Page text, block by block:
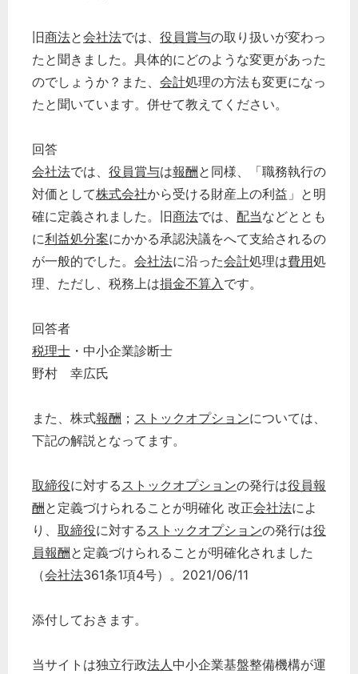
旧商法と会社法では、 役員賞与の取り扱いが変わっ
たと聞きました。具体的にどのような変更があった
のでしょうか？また、 会計処理の方法も変更になっ
たと聞いています。併せて教えてください。
回答
会社法では、 役員賞与は報酬と同様、「職務執行の
対価として株式会社から受ける財産上の利益」と明
確に定義されました。旧商法では、 配当などととも
に利益処分案にかかる承認決議をへて支給されるの
が一般的でした。 会社法に沿った会計処理は費用処
理、ただし、税務上は損金不算入です。
回答者
税理士 ・中小企業診断士
野村 幸広氏
また、株式報酬 ； ストックオプションについては、
下記の解説となってます。
取締役に対するストックオプションの発行は役員報
酬と定義づけられることが明確化 改正会社法によ
り、 取締役に対するストックオプションの発行は役
員報酬と定義づけられることが明確化されました
（会社法361条1項4号）。2021/06/11
添付しておきます。
当サイトは独立行政法人中小企業基盤整備機構が運